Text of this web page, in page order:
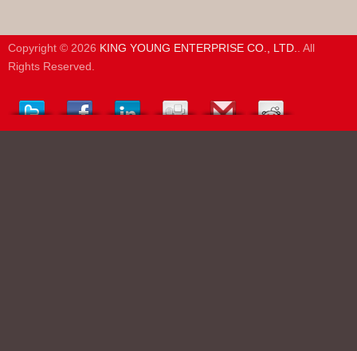
Copyright © 2026 KING YOUNG ENTERPRISE CO., LTD.. All
Rights Reserved.